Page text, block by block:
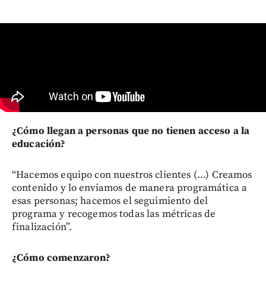
¿Cómo llegan a personas que no tienen acceso a la
educación?
“Hacemos equipo con nuestros clientes (...) Creamos
contenido y lo enviamos de manera programática a
esas personas; hacemos el seguimiento del
programa y recogemos todas las métricas de
finalización”.
¿Cómo comenzaron?